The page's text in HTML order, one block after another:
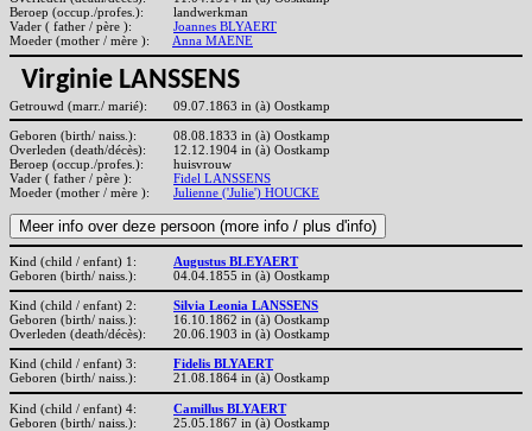
Beroep (occup./profes.):
landwerkman
Vader ( father / père ):
Joannes BLYAERT
Moeder (mother / mère ):
Anna MAENE
Virginie LANSSENS
Getrouwd (marr./ marié): 09.07.1863 in (à) Oostkamp
Geboren (birth/ naiss.):
08.08.1833 in (à) Oostkamp
Overleden (death/décès):
12.12.1904 in (à) Oostkamp
Beroep (occup./profes.):
huisvrouw
Vader ( father / père ):
Fidel LANSSENS
Moeder (mother / mère ):
Julienne ('Julie') HOUCKE
Kind (child / enfant) 1:
Augustus BLEYAERT
Geboren (birth/ naiss.):
04.04.1855 in (à) Oostkamp
Kind (child / enfant) 2:
Silvia Leonia LANSSENS
Geboren (birth/ naiss.):
16.10.1862 in (à) Oostkamp
Overleden (death/décès):
20.06.1903 in (à) Oostkamp
Kind (child / enfant) 3:
Fidelis BLYAERT
Geboren (birth/ naiss.):
21.08.1864 in (à) Oostkamp
Kind (child / enfant) 4:
Camillus BLYAERT
Geboren (birth/ naiss.):
25.05.1867 in (à) Oostkamp